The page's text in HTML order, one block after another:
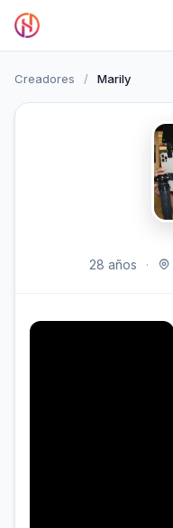
Creadores / Marily
28 años ·